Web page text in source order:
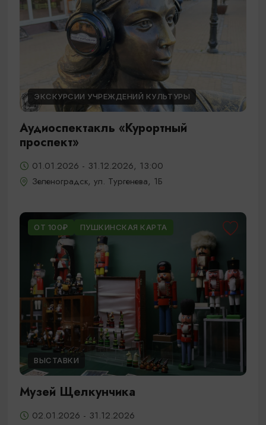
ЭКСКУРСИИ УЧРЕЖДЕНИЙ КУЛЬТУРЫ
Аудиоспектакль «Курортный
проспект»
01.01.2026 - 31.12.2026, 13:00
Зеленоградск, ул. Тургенева, 1Б
ОТ 100₽ ПУШКИНСКАЯ КАРТА
ВЫСТАВКИ
Музей Щелкунчика
02.01.2026 - 31.12.2026